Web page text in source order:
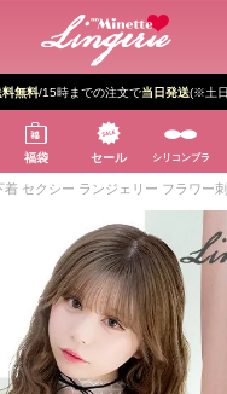
料無料/15時までの注文で当日発送(※土
福袋 セール シリコンブラ
着 セクシー ランジェリー フラワー